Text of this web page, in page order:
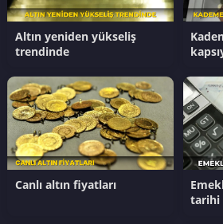
Altın yeniden yükseliş
trendinde
Canlı altın fiyatları
tarihi